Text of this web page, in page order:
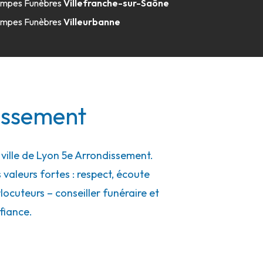
FunèbresVillefranche-sur-Saône
FunèbresVilleurbanne
de Lyon 5e Arrondissement.
fortes : respect, écoute
– conseiller funéraire et